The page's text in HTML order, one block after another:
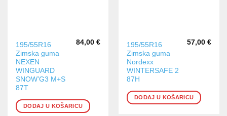
195/55R16
Zimska guma
NEXEN
WINGUARD
SNOW’G3 M+S
87T
84,00 €
DODAJ U KOŠARICU
195/55R16
Zimska guma
Nordexx
WINTERSAFE 2
87H
57,00 €
DODAJ U KOŠARICU